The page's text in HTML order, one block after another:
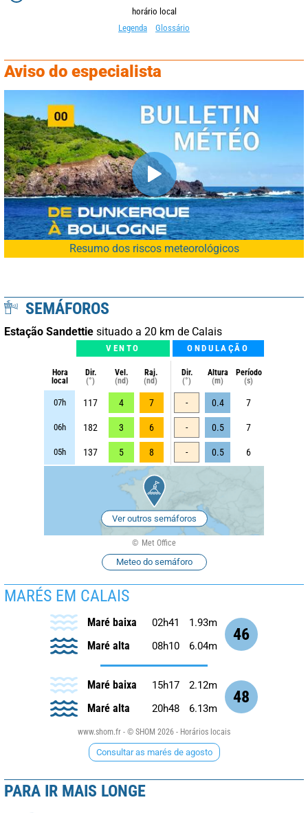
horário local
Legenda
Glossário
Aviso do especialista
Resumo dos riscos meteorológicos
SEMÁFOROS
Estação Sandettie situado a 20 km de Calais
VENTO ONDULAÇÃO
Hora
local
Dir.
(°)
Vel.
(nd)
Raj.
(nd)
Dir.
(°)
Altura
(m)
Período
(s)
07h 117 4 7 - 0.4 7
06h 182 3 6 - 0.5 7
05h 137 5 8 - 0.5 6
Ver outros semáforos
Met Office
Meteo do semáforo
MARÉS EM CALAIS
46
Maré baixa 02h41 1.93m
Maré alta 08h10 6.04m
48
Maré baixa 15h17 2.12m
Maré alta 20h48 6.13m
www.shom.fr - © SHOM 2026 - Horários locais
Consultar as marés de agosto
PARA IR MAIS LONGE